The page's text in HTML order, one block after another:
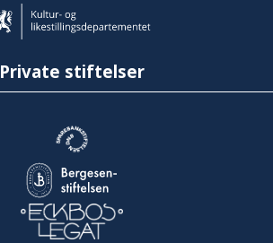
Private stiftelser